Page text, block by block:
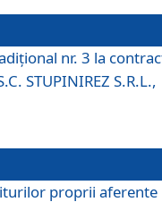
nr. 3 la
STUPINIREZ S.R.L.,
proprii aferente